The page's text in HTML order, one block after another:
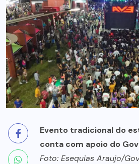
Evento tradicional do
conta com apoio do
Foto: Esequias Araujo/